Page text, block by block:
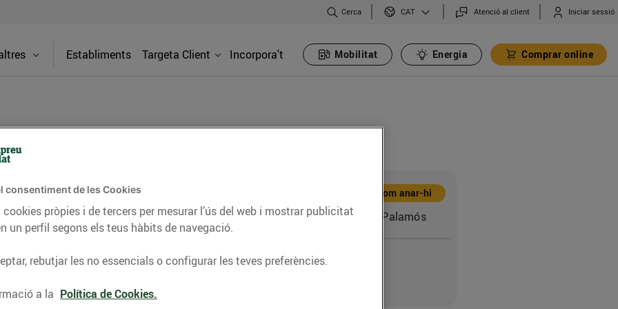
Cerca CAT Atenció al client Iniciar sessió
Establiments Targeta Client Incorpora't Mobilitat Energia Comprar online
Catalunya)
trobaràs una gran varietat de
les teves necessitats: productes
menjar per emportar, productes
més.
Com anar-hi
Av. Catalunya,40 (17230) Palamós
Telèfon
consentiment de les Cookies
pròpies i de tercers per mesurar l’ús del web i mostrar publicitat
un perfil segons els teus hàbits de navegació.
rebutjar les no essencials o configurar les teves preferències.
a la Política de Cookies.